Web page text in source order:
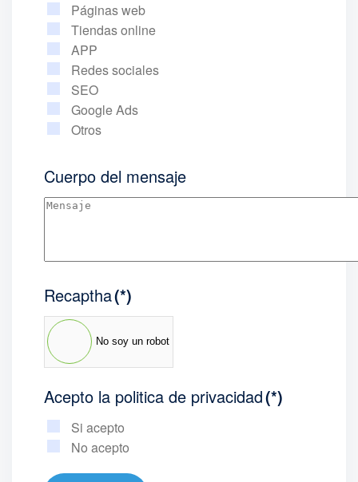
Páginas web
Tiendas online
APP
Redes sociales
SEO
Google Ads
Otros
Cuerpo del mensaje
Recaptha(*)
No soy un robot
Acepto la politica de privacidad(*)
Si acepto
No acepto